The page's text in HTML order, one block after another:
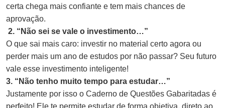
certa chega mais confiante e tem mais chances de
aprovação.
2. “Não sei se vale o investimento…”
O que sai mais caro: investir no material certo agora ou
perder mais um ano de estudos por não passar? Seu futuro
vale esse investimento inteligente!
3. “Não tenho muito tempo para estudar…”
Justamente por isso o Caderno de Questões Gabaritadas é
perfeito! Ele te permite estudar de forma objetiva, direto ao